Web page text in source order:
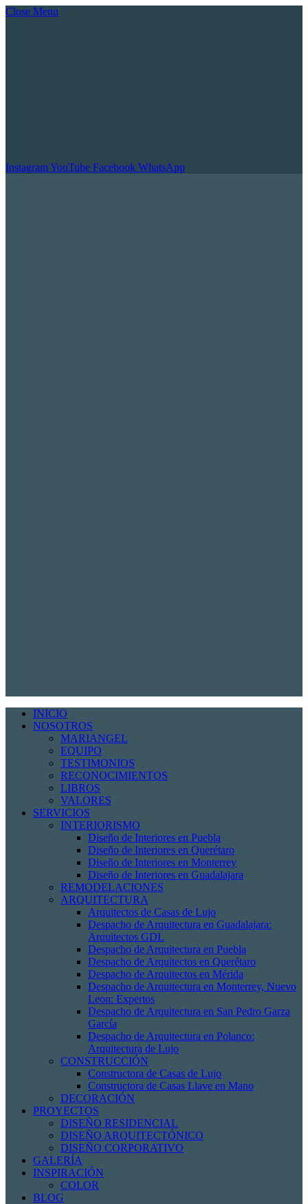
Close Menu
InstagramYouTube Facebook WhatsApp
INICIO
NOSOTROS
MARIANGEL
EQUIPO
TESTIMONIOS
RECONOCIMIENTOS
LIBROS
VALORES
SERVICIOS
INTERIORISMO
Diseño de Interiores en Puebla
Diseño de Interiores en Querétaro
Diseño de Interiores en Monterrey
Diseño de Interiores en Guadalajara
REMODELACIONES
ARQUITECTURA
Arquitectos de Casas de Lujo
Despacho de Arquitectura en Guadalajara:
Arquitectos GDL
Despacho de Arquitectura en Puebla
Despacho de Arquitectos en Querétaro
Despacho de Arquitectos en Mérida
Despacho de Arquitectura en Monterrey, Nuevo
Leon: Expertos
Despacho de Arquitectura en San Pedro Garza
García
Despacho de Arquitectura en Polanco:
Arquitectura de Lujo
CONSTRUCCIÓN
Constructora de Casas de Lujo
Constructora de Casas Llave en Mano
DECORACIÓN
PROYECTOS
DISEÑO RESIDENCIAL
DISEÑO ARQUITECTÓNICO
DISEÑO CORPORATIVO
GALERÍA
INSPIRACIÓN
COLOR
BLOG